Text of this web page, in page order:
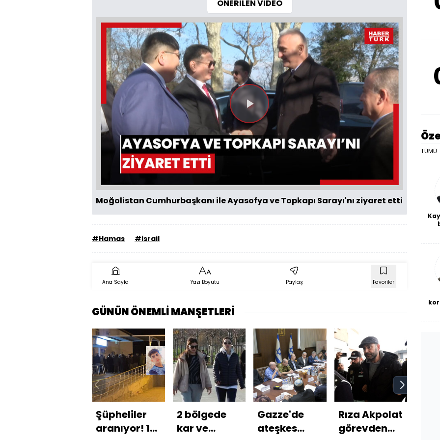
ÖNERİLEN VİDEO
Videoyu
Oynat
Moğolistan Cumhurbaşkanı ile Ayasofya ve Topkapı Sarayı'nı ziyaret etti
#Hamas #israil
Ana Sayfa Yazı Boyutu Paylaş Favoriler
GÜNÜN ÖNEMLİ MANŞETLERİ
Şüpheliler
aranıyor! 17
2 bölgede
kar ve
Gazze'de
ateşkes
Rıza Akpolat
görevden
TÜMÜ